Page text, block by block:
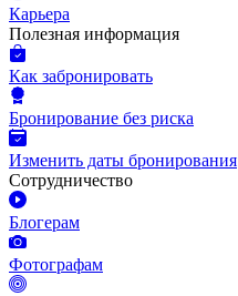
Карьера
Полезная информация
Как забронировать
Бронирование без риска
Изменить даты бронирования
Сотрудничество
Блогерам
Фотографам